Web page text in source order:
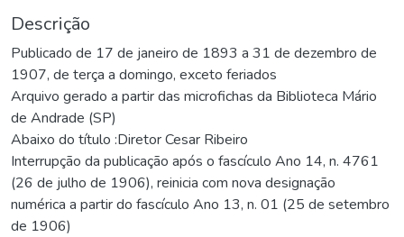
Descrição
Publicado de 17 de janeiro de 1893 a 31 de dezembro de
1907, de terça a domingo, exceto feriados
Arquivo gerado a partir das microfichas da Biblioteca Mário
de Andrade (SP)
Abaixo do título :Diretor Cesar Ribeiro
Interrupção da publicação após o fascículo Ano 14, n. 4761
(26 de julho de 1906), reinicia com nova designação
numérica a partir do fascículo Ano 13, n. 01 (25 de setembro
de 1906)